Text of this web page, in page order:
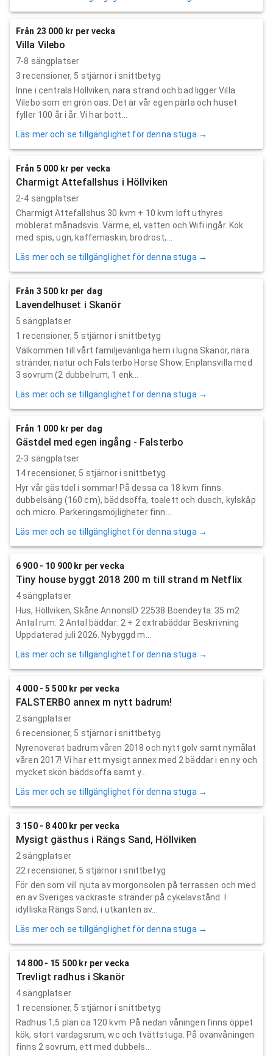
Från 23 000 kr per vecka
Villa Vilebo
7-8 sängplatser
3 recensioner, 5 stjärnor i snittbetyg
Inne i centrala Höllviken, nära strand och bad ligger Villa
Vilebo som en grön oas. Det är vår egen pärla och huset
fyller 100 år i år. Vi har bott...
Läs mer och se tillgänglighet för denna stuga →
Från 5 000 kr per vecka
Charmigt Attefallshus i Höllviken
2-4 sängplatser
Charmigt Attefallshus 30 kvm + 10 kvm loft uthyres
möblerat månadsvis. Värme, el, vatten och Wifi ingår. Kök
med spis, ugn, kaffemaskin, brödrost,...
Läs mer och se tillgänglighet för denna stuga →
Från 3 500 kr per dag
Lavendelhuset i Skanör
5 sängplatser
1 recensioner, 5 stjärnor i snittbetyg
Välkommen till vårt familjevänliga hem i lugna Skanör, nära
stränder, natur och Falsterbo Horse Show. Enplansvilla med
3 sovrum (2 dubbelrum, 1 enk...
Läs mer och se tillgänglighet för denna stuga →
Från 1 000 kr per dag
Gästdel med egen ingång - Falsterbo
2-3 sängplatser
14recensioner, 5 stjärnor i snittbetyg
Hyr vår gästdel i sommar! På dessa ca 18 kvm finns
dubbelsäng (160 cm), bäddsoffa, toalett och dusch, kylskåp
och micro. Parkeringsmöjligheter finn...
Läs mer och se tillgänglighet för denna stuga →
6 900 - 10 900 kr per vecka
Tiny house byggt 2018 200 m till strand m Netflix
4 sängplatser
Hus, Höllviken, Skåne AnnonsID 22538 Boendeyta: 35 m2
Antal rum: 2 Antal bäddar: 2 + 2 extrabäddar Beskrivning
Uppdaterad juli 2026. Nybyggd m...
Läs mer och se tillgänglighet för denna stuga →
4 000 - 5 500 kr per vecka
FALSTERBO annex m nytt badrum!
2 sängplatser
6 recensioner, 5 stjärnor i snittbetyg
Nyrenoverat badrum våren 2018 och nytt golv samt nymålat
våren 2017! Vi har ett mysigt annex med 2 bäddar i en ny och
mycket skön bäddsoffa samt y...
Läs mer och se tillgänglighet för denna stuga →
3 150 - 8 400 kr per vecka
Mysigt gästhus i Rängs Sand, Höllviken
2 sängplatser
22 recensioner, 5 stjärnor i snittbetyg
För den som vill njuta av morgonsolen på terrassen och med
en av Sveriges vackraste stränder på cykelavstånd. I
idylliska Rängs Sand, i utkanten av...
Läs mer och se tillgänglighet för denna stuga →
14 800 - 15 500 kr per vecka
Trevligt radhus i Skanör
4 sängplatser
1 recensioner, 5 stjärnor i snittbetyg
Radhus 1,5 plan ca 120 kvm. På nedan våningen finns öppet
kök, stort vardagsrum, wc och tvättstuga. På ovanvåningen
finns 2 sovrum, ett med dubbels...